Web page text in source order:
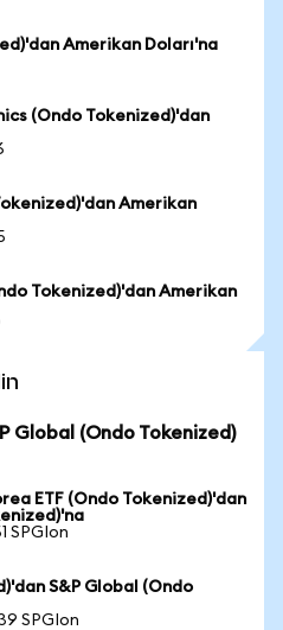
Amerikan Doları'na
(Ondo Tokenized)'dan
Amerikan
Tokenized)'dan Amerikan
Global (Ondo Tokenized)
ETF (Ondo Tokenized)'dan
SPGIon
S&P Global (Ondo
SPGIon